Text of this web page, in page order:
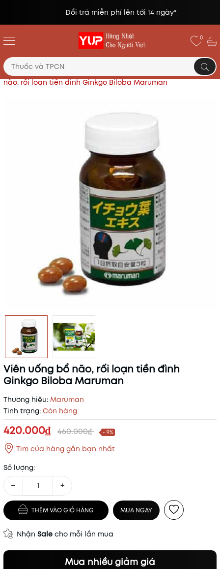
Đổi trả miễn phí lên tới 14 ngày*
0
Trang chủ Thực phẩm chức năng Nhật
Viên uống bổ
não, rối loạn tiền đình Ginkgo Biloba Maruman
Viên uống bổ não, rối loạn tiền đình
Ginkgo Biloba Maruman
Thương hiệu: Maruman
Tình trạng: Còn hàng
420.000₫ 460.000₫ - 9%
Tìm cửa hàng gần bạn nhất
Số lượng:
− +
THÊM VÀO GIỎ HÀNG MUA NGAY
Nhận Sale cho mỗi lần mua
Mua nhiều giảm giá